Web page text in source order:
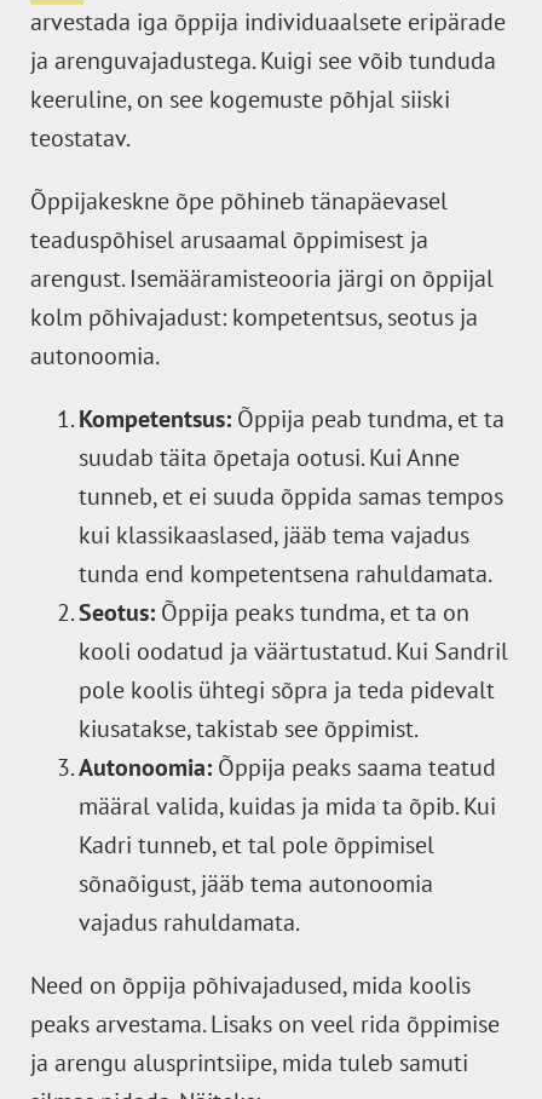
arvestada iga õppija individuaalsete eripärade
ja arenguvajadustega. Kuigi see võib tunduda
keeruline, on see kogemuste põhjal siiski
teostatav.
Õppijakeskne õpe põhineb tänapäevasel
teaduspõhisel arusaamal õppimisest ja
arengust. Isemääramisteooria järgi on õppijal
kolm põhivajadust: kompetentsus, seotus ja
autonoomia.
Kompetentsus: Õppija peab tundma, et ta
suudab täita õpetaja ootusi. Kui Anne
tunneb, et ei suuda õppida samas tempos
kui klassikaaslased, jääb tema vajadus
tunda end kompetentsena rahuldamata.
Seotus: Õppija peaks tundma, et ta on
kooli oodatud ja väärtustatud. Kui Sandril
pole koolis ühtegi sõpra ja teda pidevalt
kiusatakse, takistab see õppimist.
Autonoomia: Õppija peaks saama teatud
määral valida, kuidas ja mida ta õpib. Kui
Kadri tunneb, et tal pole õppimisel
sõnaõigust, jääb tema autonoomia
vajadus rahuldamata.
Need on õppija põhivajadused, mida koolis
peaks arvestama. Lisaks on veel rida õppimise
ja arengu alusprintsiipe, mida tuleb samuti